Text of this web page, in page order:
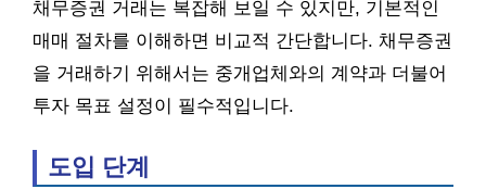
채무증권 거래는 복잡해 보일 수 있지만, 기본적인
매매 절차를 이해하면 비교적 간단합니다. 채무증권
을 거래하기 위해서는 중개업체와의 계약과 더불어
투자 목표 설정이 필수적입니다.
도입 단계